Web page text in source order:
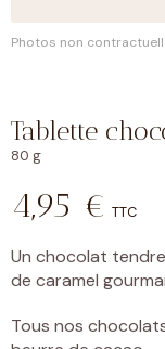
Photos non
Tablette
80 g
4,95 € TTC
Un chocolat
de caramel
Tous nos